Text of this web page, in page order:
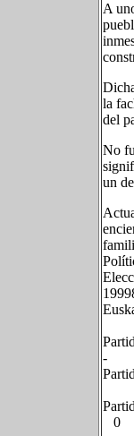
A
la
del
No
un
-